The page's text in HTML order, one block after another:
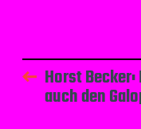
Horst
auch den